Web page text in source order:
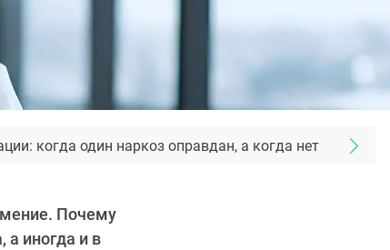
когда один наркоз оправдан, а когда нет
Почему
а иногда и в